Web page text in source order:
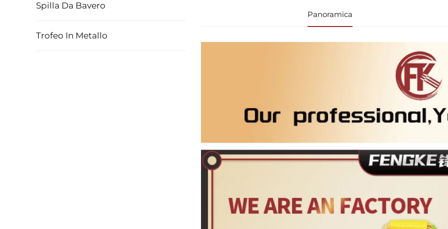
Spilla Da Bavero
Trofeo In Metallo
Panoramica